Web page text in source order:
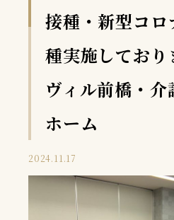
接種・新型コ
種実施しており
ヴィル前橋・
ホーム
2024.11.17